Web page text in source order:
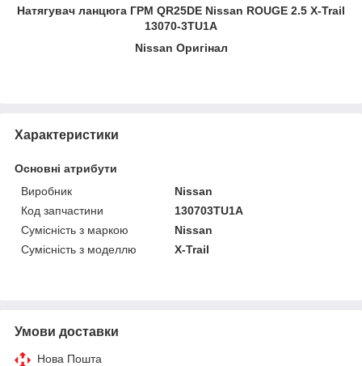
Натягувач ланцюга ГРМ QR25DE Nissan ROUGE 2.5 X-Trail
13070-3TU1A
Nissan Оригінал
Характеристики
Основні атрибути
Виробник
Nissan
Код запчастини
130703TU1A
Сумісність з маркою
Nissan
Сумісність з моделлю
X-Trail
Умови доставки
Нова Пошта